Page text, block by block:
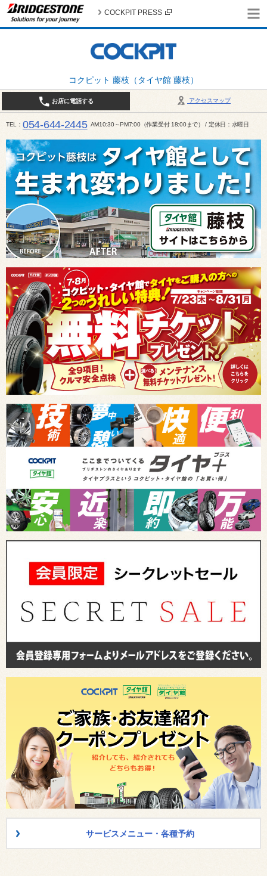
コクピット 藤枝（タイヤ館 藤枝）
COCKPIT PRESS
アクセスマップ
お店に電話する
TEL 054-644-2445 AM10:30～PM7:00（作業受付 18:00まで） / 定休日：水曜日
サービスメニュー・各種予約